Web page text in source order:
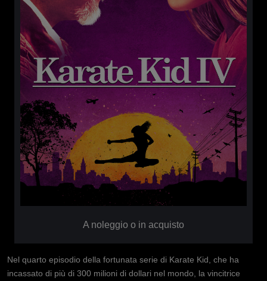
A noleggio o in acquisto
Nel quarto episodio della fortunata serie di Karate Kid, che ha
incassato di più di 300 milioni di dollari nel mondo, la vincitrice